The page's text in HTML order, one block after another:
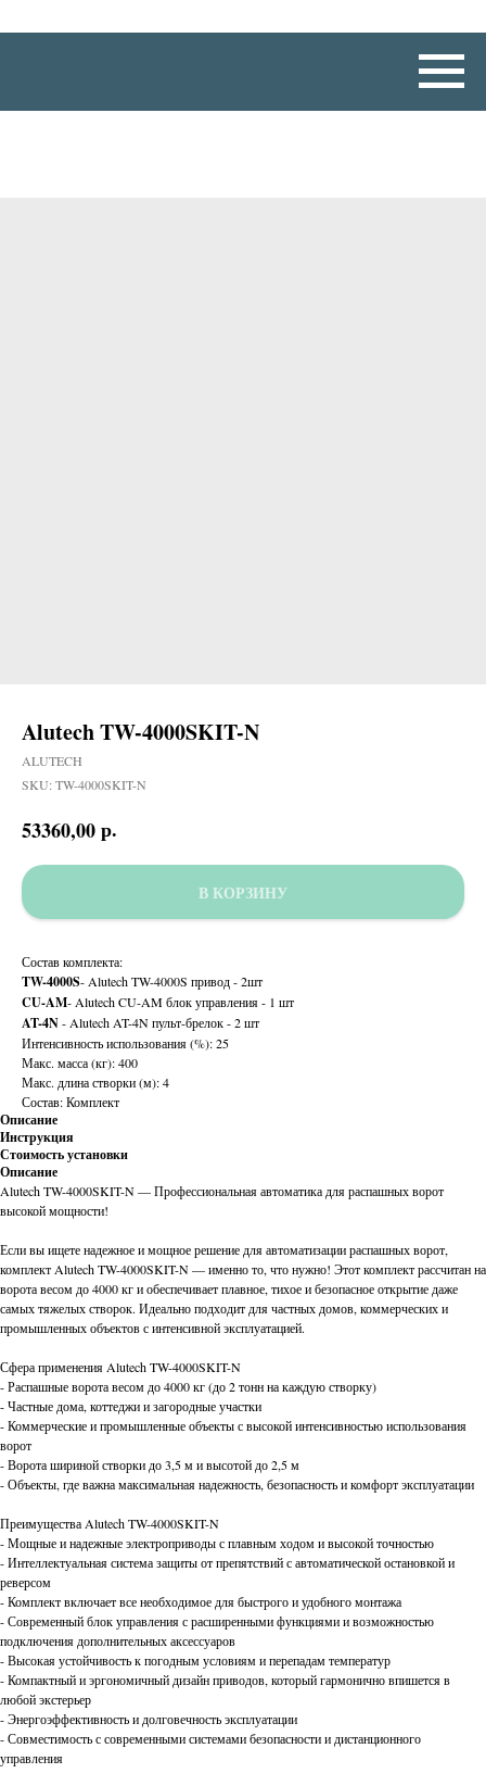
Alutech TW-4000SKIT-N
ALUTECH
SKU: TW-4000SKIT-N
53360,00р.
В КОРЗИНУ
Состав комплекта:
TW-4000S- Alutech TW-4000S привод - 2шт
CU-AM- Alutech CU-AM блок управления - 1 шт
AT-4N- Alutech AT-4N пульт-брелок - 2 шт
Интенсивность использования (%): 25
Макс. масса (кг): 400
Макс. длина створки (м): 4
Состав: Комплект
Описание
Инструкция
Стоимость установки
Описание
Alutech TW-4000SKIT-N — Профессиональная автоматика для распашных ворот
высокой мощности!
Если вы ищете надежное и мощное решение для автоматизации распашных ворот,
комплект Alutech TW-4000SKIT-N — именно то, что нужно! Этот комплект рассчитан на
ворота весом до 4000 кг и обеспечивает плавное, тихое и безопасное открытие даже
самых тяжелых створок. Идеально подходит для частных домов, коммерческих и
промышленных объектов с интенсивной эксплуатацией.
Сфера применения Alutech TW-4000SKIT-N
- Распашные ворота весом до 4000 кг (до 2 тонн на каждую створку)
- Частные дома, коттеджи и загородные участки
- Коммерческие и промышленные объекты с высокой интенсивностью использования
ворот
- Ворота шириной створки до 3,5 м и высотой до 2,5 м
- Объекты, где важна максимальная надежность, безопасность и комфорт эксплуатации
Преимущества Alutech TW-4000SKIT-N
- Мощные и надежные электроприводы с плавным ходом и высокой точностью
- Интеллектуальная система защиты от препятствий с автоматической остановкой и
реверсом
- Комплект включает все необходимое для быстрого и удобного монтажа
- Современный блок управления с расширенными функциями и возможностью
подключения дополнительных аксессуаров
- Высокая устойчивость к погодным условиям и перепадам температур
- Компактный и эргономичный дизайн приводов, который гармонично впишется в
любой экстерьер
- Энергоэффективность и долговечность эксплуатации
- Совместимость с современными системами безопасности и дистанционного
управления